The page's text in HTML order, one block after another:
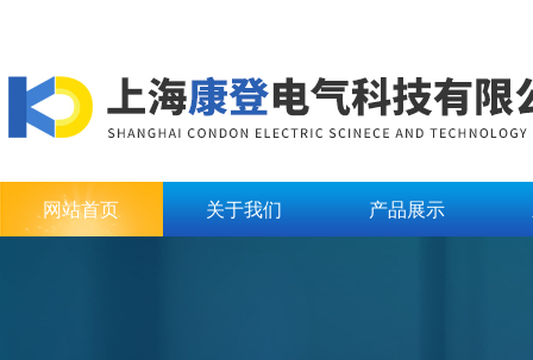
网站首页 关于我们 产品展示